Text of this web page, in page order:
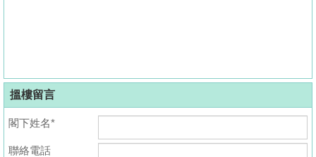
搵樓留言
閣下姓名*
聯絡電話